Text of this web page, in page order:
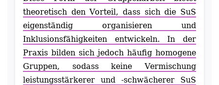
theoretisch den Vorteil, dass sich die SuS
eigenständig organisieren und
Inklusionsfähigkeiten entwickeln. In der
Praxis bilden sich jedoch häufig homogene
Gruppen, sodass keine Vermischung
leistungsstärkerer und -schwächerer SuS